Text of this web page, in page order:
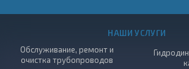
НАШИ УСЛУГИ
Обслуживание, ремонт и
очистка трубопроводов